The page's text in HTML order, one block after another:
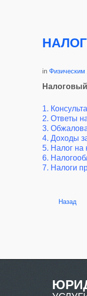
in Физическим
1.
2. Ответы
3.
4. Доходы
5. Налог на
6.
7. Налоги
Назад